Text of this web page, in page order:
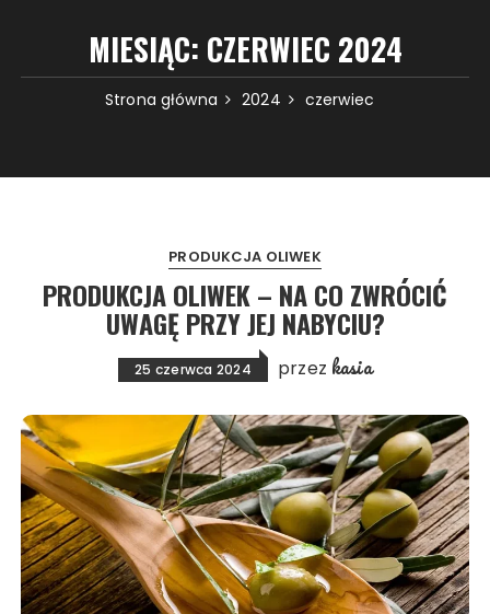
MIESIĄC: CZERWIEC 2024
Strona główna 2024 czerwiec
PRODUKCJA OLIWEK
PRODUKCJA OLIWEK – NA CO ZWRÓCIĆ
UWAGĘ PRZY JEJ NABYCIU?
25 czerwca 2024 przez kasia